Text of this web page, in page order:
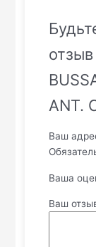
ANT.
Ваш
Ваша
Ваш